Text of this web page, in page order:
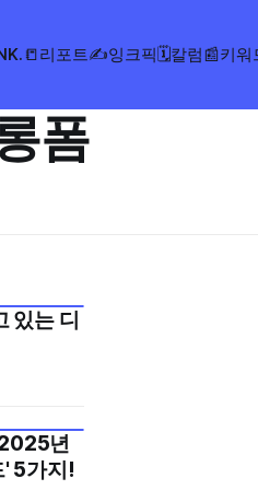
📒리포트✍️잉크픽🗓️칼럼📰키워
폼
있는 디
년
' 5가지!